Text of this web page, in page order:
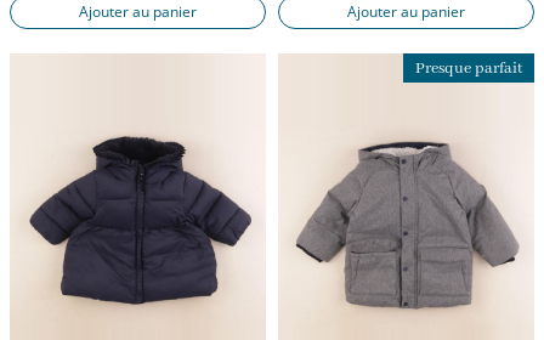
Ajouter au panier Ajouter au panier
Presque parfait